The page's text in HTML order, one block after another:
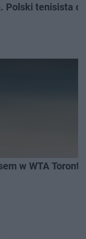
Polski tenisista
w WTA